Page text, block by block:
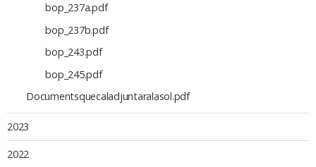
bop_237a.pdf
bop_237b.pdf
bop_243.pdf
bop_245.pdf
Documentsquecaladjuntaralasol.pdf
2023
2022